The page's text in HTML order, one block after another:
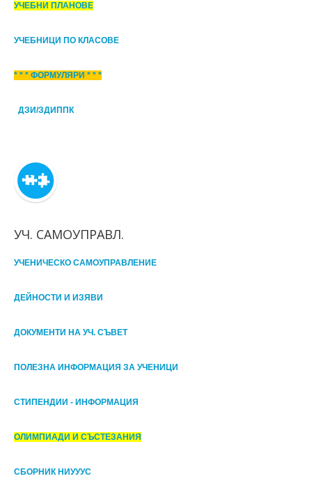
УЧЕБНИ ПЛАНОВЕ
УЧЕБНИЦИ ПО КЛАСОВЕ
* * * ФОРМУЛЯРИ * * *
ДЗИ/ЗДИППК
УЧ. САМОУПРАВЛ.
УЧЕНИЧЕСКО САМОУПРАВЛЕНИЕ
ДЕЙНОСТИ И ИЗЯВИ
ДОКУМЕНТИ НА УЧ. СЪВЕТ
ПОЛЕЗНА ИНФОРМАЦИЯ ЗА УЧЕНИЦИ
СТИПЕНДИИ - ИНФОРМАЦИЯ
ОЛИМПИАДИ И СЪСТЕЗАНИЯ
СБОРНИК НИУУУС